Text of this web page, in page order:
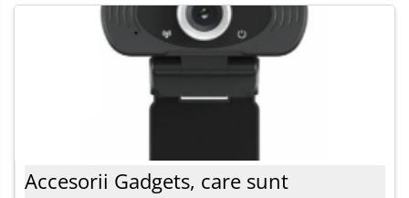
Accesorii Gadgets, care sunt